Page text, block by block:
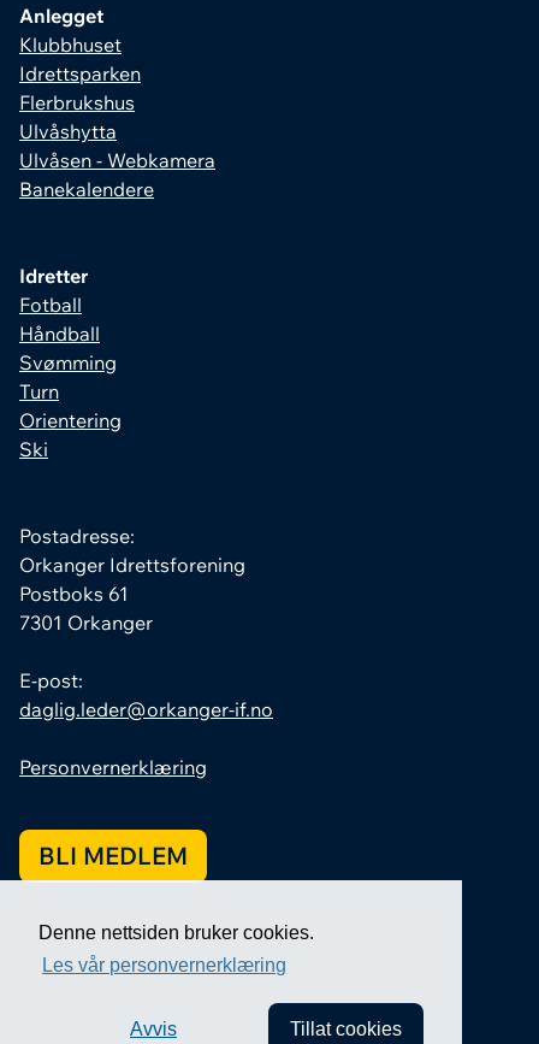
Denne nettsiden bruker cookies.
Les vår personvernerklæring
Avvis Tillat cookies
Anlegget
Klubbhuset
Idrettsparken
Flerbrukshus
Ulvåshytta
Ulvåsen - Webkamera
Banekalendere
Idretter
Fotball
Håndball
Svømming
Turn
Orientering
Ski
Postadresse:
Orkanger Idrettsforening
Postboks 61
7301 Orkanger
E-post:
daglig.leder@orkanger-if.no
Personvernerklæring
BLI MEDLEM